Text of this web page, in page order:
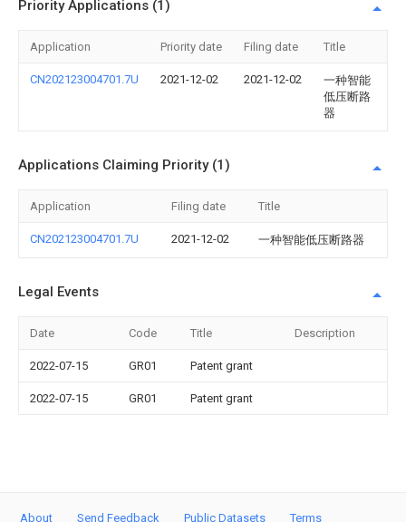
Priority Applications (1)
Application Priority date Filing date Title
CN202123004701.7U 2021-12-02 2021-12-02
一种智能
低压断路
器
Applications Claiming Priority (1)
Application Filing date Title
CN202123004701.7U 2021-12-02 一种智能低压断路器
Legal Events
Date Code Title Description
2022-07-15 GR01 Patent grant
2022-07-15 GR01 Patent grant
About Send Feedback Public Datasets Terms